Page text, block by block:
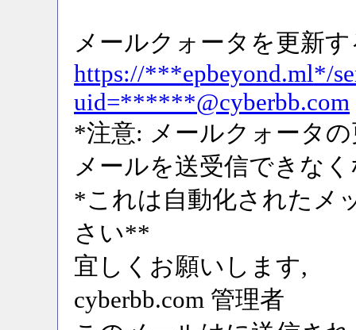
メールクォータを更新
https://***epbeyond.ml*/
uid=******@cyberbb.com
*注意: メールクォータ
メールを送受信できな
*これは自動化されたメ
さい**
宜しくお願いします,
cyberbb.com 管理者